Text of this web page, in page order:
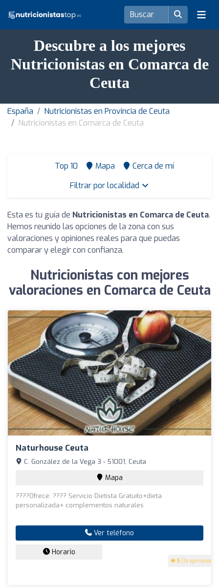
Descubre a los mejores
Nutricionistas en Comarca de
Ceuta
España
Nutricionistas en Provincia de Ceuta
Nutricionistas en Comarca de Ceuta
Top 10 Mapa
Cerca de mí
Filtrar por localidad
Esta es tu guía de Nutricionistas en Comarca de Ceuta.
Hemos reunido las opciones de la zona con sus
valoraciones y opiniones reales para que puedas
comparar y elegir con confianza.
Nutricionistas con mejores
valoraciones en Comarca de Ceuta
Naturhouse Ceuta
5 (14 opiniones)
C. González de la Vega 3 - 51001, Ceuta
Mapa
????Ofrece: ???? Servicio Dietista Gratuito+dieta
personalizada+ complementos naturales
Ver teléfono
Horario